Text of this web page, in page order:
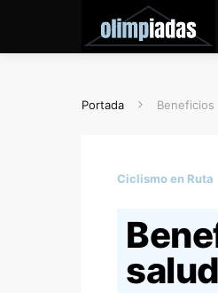
Portada
Ciclismo en Ruta